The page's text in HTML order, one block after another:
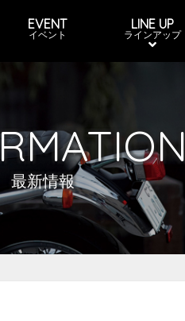
EVENT
イベント
LINE UP
ラインアップ
最新情報